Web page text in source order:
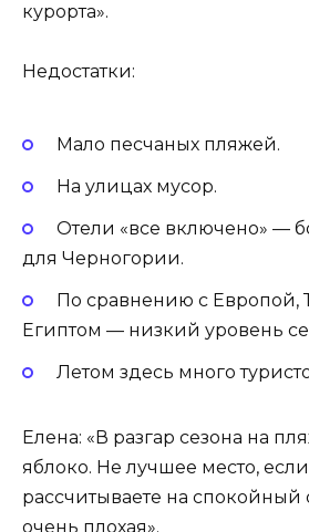
курорта».
Недостатки:
Мало песчаных пляжей.
На улицах мусор.
Отели «все включено» —
для Черногории.
По сравнению с Европой,
Египтом — низкий уровень
Летом здесь много
Елена: «В разгар сезона на
яблоко. Не лучшее место,
рассчитываете на спокойный
очень плохая».